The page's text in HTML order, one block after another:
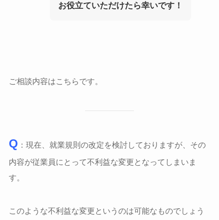
お役立ていただけたら幸いです！
ご相談内容はこちらです。
Q ：現在、就業規則の改定を検討しておりますが、その
内容が従業員にとって不利益な変更となってしまいま
す。
このような不利益な変更というのは可能なものでしょう